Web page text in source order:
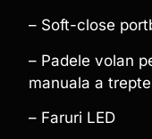
– Soft-close
– Padele volan
manuala a
– Faruri LED